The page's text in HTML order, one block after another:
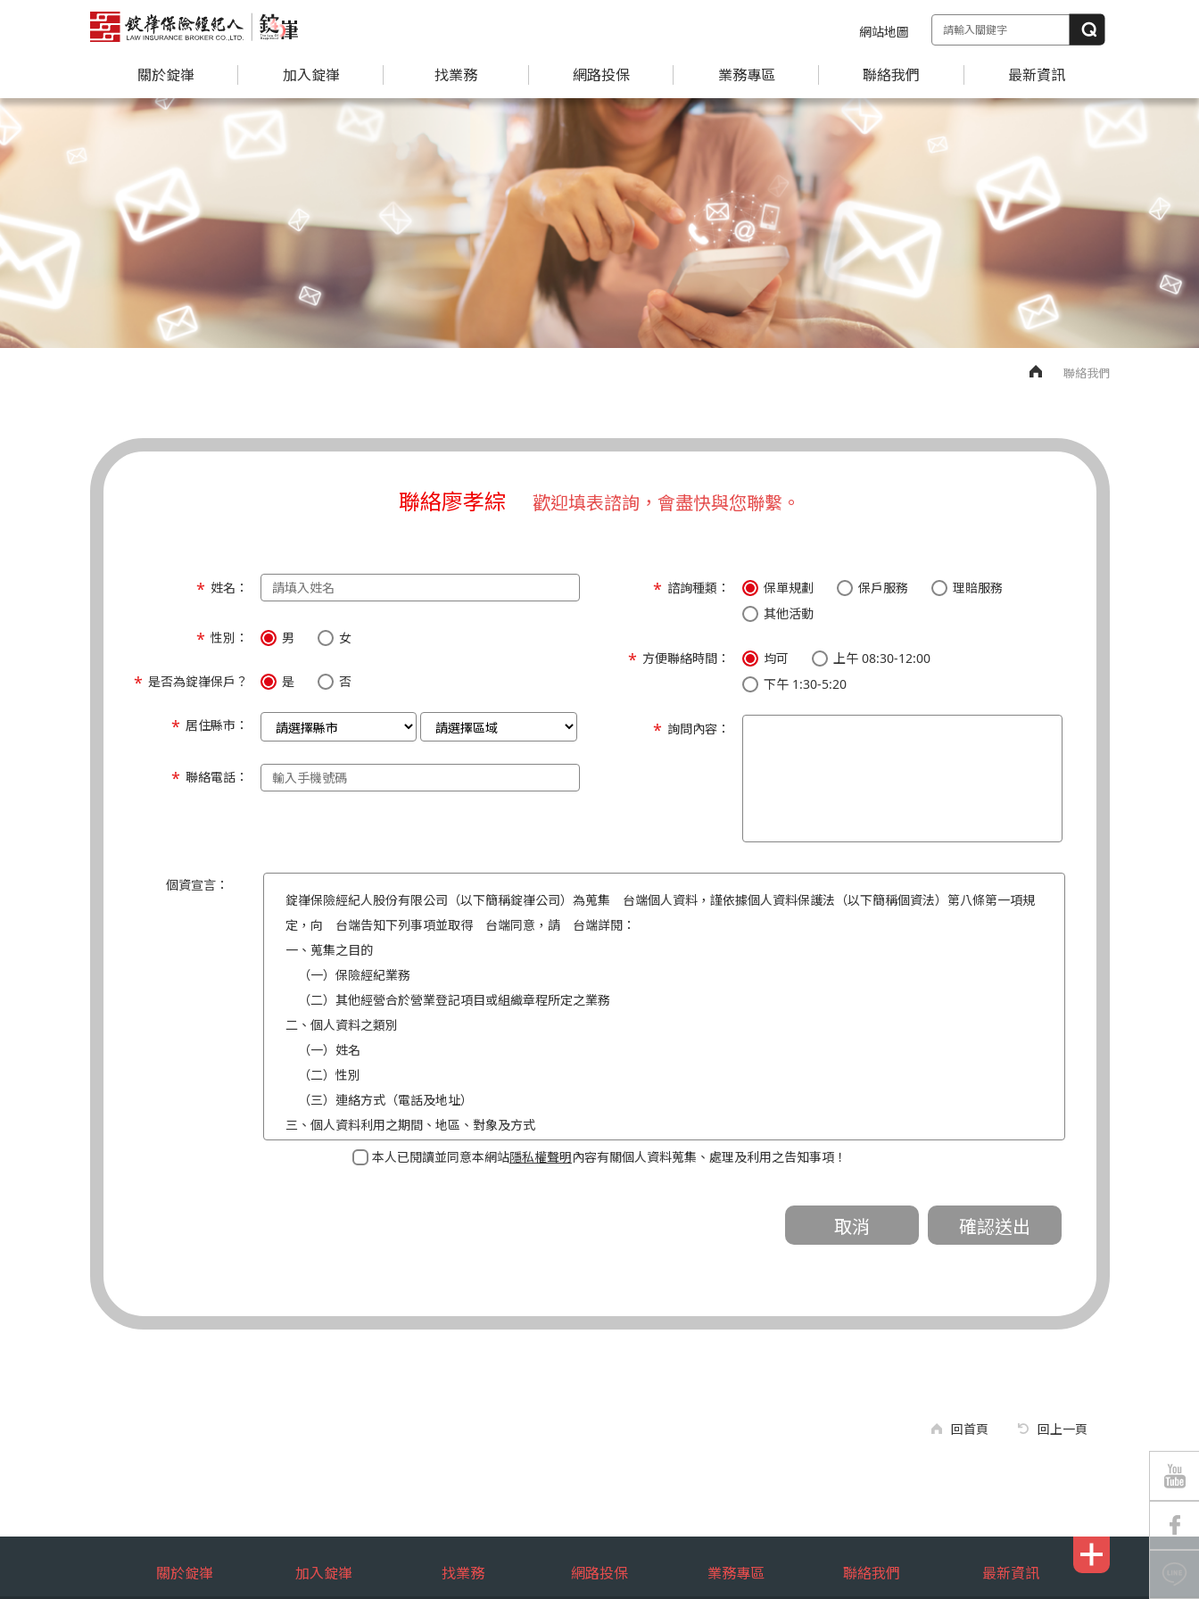
網站地圖
關於錠嵂 加入錠嵂 找業務 網路投保 業務專區 聯絡我們 最新資訊
聯絡我們
聯絡廖孝綜 歡迎填表諮詢，會盡快與您聯繫。
姓名：
性別： 男 女
是否為錠嵂保戶？ 是 否
居住縣市：
聯絡電話：
諮詢種類： 保單規劃 保戶服務
理賠服務
其他活動
方便聯絡時間： 均可
上午 08:30-12:00
下午 1:30-5:20
詢問內容：
個資宣言：
錠嵂保險經紀人股份有限公司（以下簡稱錠嵂公司）為蒐集 台端個人資料，謹依據個人資料保護法（以下簡稱個資法）第八條第一項規
定，向 台端告知下列事項並取得 台端同意，請 台端詳閱：
一、蒐集之目的
（一）保險經紀業務
（二）其他經營合於營業登記項目或組織章程所定之業務
二、個人資料之類別
（一）姓名
（二）性別
（三）連絡方式（電話及地址）
三、個人資料利用之期間、地區、對象及方式
（一）期間：蒐集之目的存續期間及依法令規定應為保存之期間。
如：台端得自由選擇提供個人資料，惟如不提供或提供不完整時，基於蒐集目的業務之執行，錠嵂公司將有可能延後、提供未完整或
本人已閱讀並同意本網站隱私權聲明內容有關個人資料蒐集、處理及利用之告知事項！
回首頁 回上一頁
關於錠嵂 加入錠嵂 找業務 網路投保 業務專區 聯絡我們 最新資訊